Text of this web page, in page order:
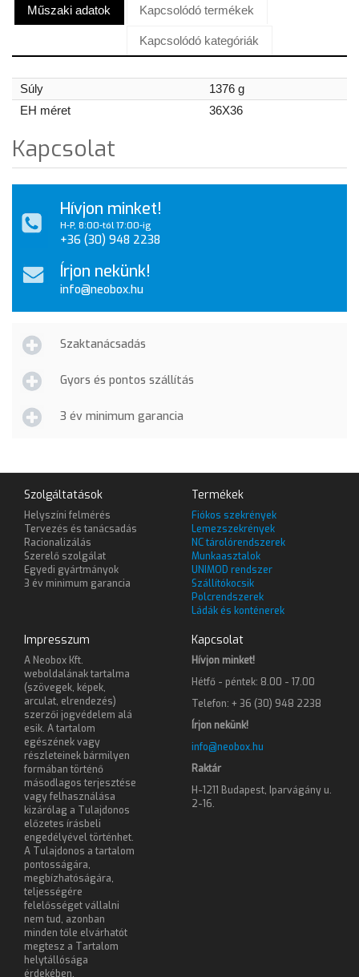
Műszaki adatok Kapcsolódó termékek
Kapcsolódó kategóriák
Súly
1376 g
EH méret
36X36
Kapcsolat
Hívjon minket!
H-P, 8:00-tól 17:00-ig
+36 (30) 948 2238
Írjon nekünk!
info@neobox.hu
Szaktanácsadás
Gyors és pontos szállítás
3 év minimum garancia
Szolgáltatások
Helyszíni felmérés
Tervezés és tanácsadás
Racionalizálás
Szerelő szolgálat
Egyedi gyártmányok
3 év minimum garancia
Termékek
Fiókos szekrények
Lemezszekrények
NC tárolórendszerek
Munkaasztalok
UNIMOD rendszer
Szállítókocsik
Polcrendszerek
Ládák és konténerek
Impresszum
A Neobox Kft.
weboldalának tartalma
(szövegek, képek,
arculat, elrendezés)
szerzői jogvédelem alá
esik. A tartalom
egészének vagy
részleteinek bármilyen
formában történő
másodlagos terjesztése
vagy felhasználása
kizárólag a Tulajdonos
előzetes írásbeli
engedélyével történhet.
A Tulajdonos a tartalom
pontosságára,
megbízhatóságára,
teljességére
felelősséget vállalni
nem tud, azonban
minden tőle elvárhatót
megtesz a Tartalom
helytállósága
érdekében.
Kapcsolat
Hívjon minket!
Hétfő - péntek: 8.00 - 17.00
Telefon: + 36 (30) 948 2238
Írjon nekünk!
info@neobox.hu
Raktár
H-1211 Budapest, Iparvágány u.
2-16.